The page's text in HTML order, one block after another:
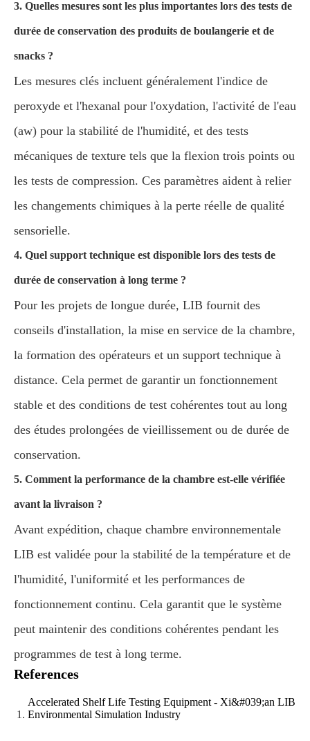
3. Quelles mesures sont les plus importantes lors des tests de
durée de conservation des produits de boulangerie et de
snacks ?
Les mesures clés incluent généralement l'indice de
peroxyde et l'hexanal pour l'oxydation, l'activité de l'eau
(aw) pour la stabilité de l'humidité, et des tests
mécaniques de texture tels que la flexion trois points ou
les tests de compression. Ces paramètres aident à relier
les changements chimiques à la perte réelle de qualité
sensorielle.
4. Quel support technique est disponible lors des tests de
durée de conservation à long terme ?
Pour les projets de longue durée, LIB fournit des
conseils d'installation, la mise en service de la chambre,
la formation des opérateurs et un support technique à
distance. Cela permet de garantir un fonctionnement
stable et des conditions de test cohérentes tout au long
des études prolongées de vieillissement ou de durée de
conservation.
5. Comment la performance de la chambre est-elle vérifiée
avant la livraison ?
Avant expédition, chaque chambre environnementale
LIB est validée pour la stabilité de la température et de
l'humidité, l'uniformité et les performances de
fonctionnement continu. Cela garantit que le système
peut maintenir des conditions cohérentes pendant les
programmes de test à long terme.
References
Accelerated Shelf Life Testing Equipment - Xi&#039;an LIB
Environmental Simulation Industry